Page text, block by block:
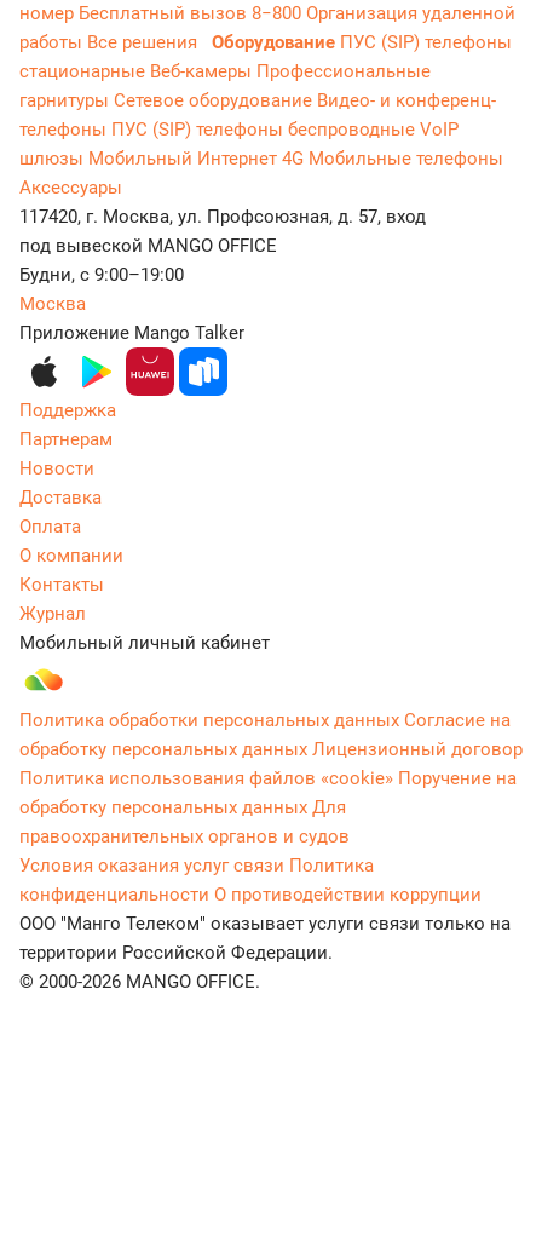
номер Бесплатный вызов 8−800 Организация удаленной
работы Все решения Оборудование ПУС (SIP) телефоны
стационарные Веб-камеры Профессиональные
гарнитуры Сетевое оборудование Видео- и конференц-
телефоны ПУС (SIP) телефоны беспроводные VoIP
шлюзы Мобильный Интернет 4G Мобильные телефоны
Аксессуары
117420, г. Москва, ул. Профсоюзная, д. 57, вход
под вывеской MANGO OFFICE
Будни, с 9:00–19:00
Москва
Приложение Mango Talker
Поддержка
Партнерам
Новости
Доставка
Оплата
О компании
Контакты
Журнал
Мобильный личный кабинет
Политика обработки персональных данных Согласие на
обработку персональных данных Лицензионный договор
Политика использования файлов «cookie» Поручение на
обработку персональных данных Для
правоохранительных органов и судов
Условия оказания услуг связи Политика
конфиденциальности О противодействии коррупции
ООО "Манго Телеком" оказывает услуги связи только на
территории Российской Федерации.
© 2000-2026 MANGO OFFICE.